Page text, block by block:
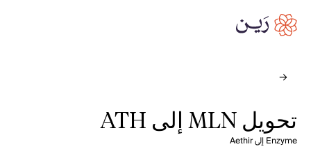
تحويل MLN إلى ATH
Enzyme إلى Aethir